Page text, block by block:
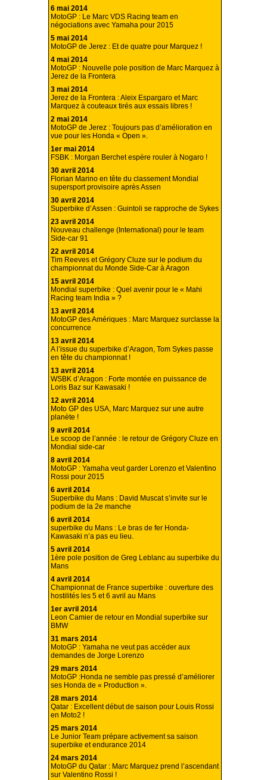
6 mai 2014
MotoGP : Le Marc VDS Racing team en
négociations avec Yamaha pour 2015
5 mai 2014
MotoGP de Jerez : Et de quatre pour Marquez !
4 mai 2014
MotoGP : Nouvelle pole position de Marc Marquez à
Jerez de la Frontera
3 mai 2014
Jerez de la Frontera : Aleix Espargaro et Marc
Marquez à couteaux tirés aux essais libres !
2 mai 2014
MotoGP de Jerez : Toujours pas d’amélioration en
vue pour les Honda « Open ».
1er mai 2014
FSBK : Morgan Berchet espère rouler à Nogaro !
30 avril 2014
Florian Marino en tête du classement Mondial
supersport provisoire après Assen
30 avril 2014
Superbike d’Assen : Guintoli se rapproche de Sykes
23 avril 2014
Nouveau challenge (International) pour le team
Side-car 91
22 avril 2014
Tim Reeves et Grégory Cluze sur le podium du
championnat du Monde Side-Car à Aragon
15 avril 2014
Mondial superbike : Quel avenir pour le « Mahi
Racing team India » ?
13 avril 2014
MotoGP des Amériques : Marc Marquez surclasse la
concurrence
13 avril 2014
A l’issue du superbike d’Aragon, Tom Sykes passe
en tête du championnat !
13 avril 2014
WSBK d’Aragon : Forte montée en puissance de
Loris Baz sur Kawasaki !
12 avril 2014
Moto GP des USA, Marc Marquez sur une autre
planète !
9 avril 2014
Le scoop de l’année : le retour de Grégory Cluze en
Mondial side-car
8 avril 2014
MotoGP : Yamaha veut garder Lorenzo et Valentino
Rossi pour 2015
6 avril 2014
Superbike du Mans : David Muscat s’invite sur le
podium de la 2e manche
6 avril 2014
superbike du Mans : Le bras de fer Honda-
Kawasaki n’a pas eu lieu.
5 avril 2014
1ère pole position de Greg Leblanc au superbike du
Mans
4 avril 2014
Championnat de France superbike : ouverture des
hostilités les 5 et 6 avril au Mans
1er avril 2014
Leon Camier de retour en Mondial superbike sur
BMW
31 mars 2014
MotoGP : Yamaha ne veut pas accéder aux
demandes de Jorge Lorenzo
29 mars 2014
MotoGP :Honda ne semble pas pressé d’améliorer
ses Honda de « Production ».
28 mars 2014
Qatar : Excellent début de saison pour Louis Rossi
en Moto2 !
25 mars 2014
Le Junior Team prépare activement sa saison
superbike et endurance 2014
24 mars 2014
MotoGP du Qatar : Marc Marquez prend l’ascendant
sur Valentino Rossi !